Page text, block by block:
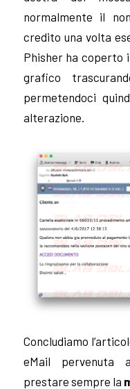
normalmente il
credito una volta
Phisher ha coperto
grafico
permetendoci
alterazione.
Concludiamo
eMail pervenuta
prestare sempre la